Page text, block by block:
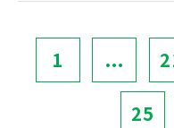
1 ...
25